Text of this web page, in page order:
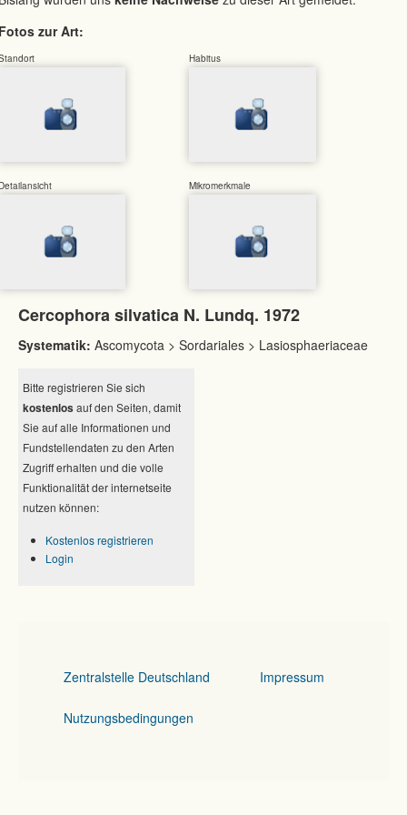
zur Art:
Habitus
Mikromerkmale
Cercophora silvatica N. Lundq. 1972
Systematik: Ascomycota > Sordariales > Lasiosphaeriaceae
Bitte registrieren Sie sich
kostenlos auf den Seiten, damit
Sie auf alle Informationen und
Fundstellendaten zu den Arten
Zugriff erhalten und die volle
Funktionalität der internetseite
nutzen können:
Kostenlos registrieren
Login
Zentralstelle Deutschland Impressum
Nutzungsbedingungen